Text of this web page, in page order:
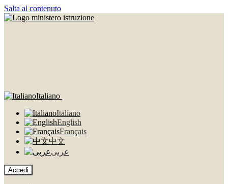
Salta al contenuto
Italiano
Italiano
English
Français
中文
عربى
Accedi